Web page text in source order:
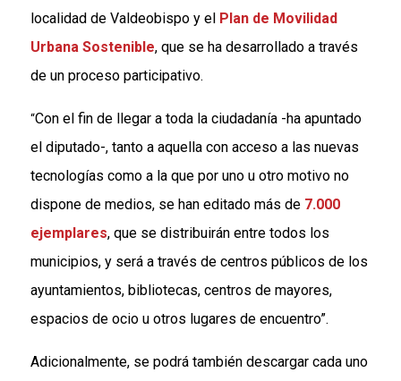
localidad de Valdeobispo y el Plan de Movilidad
Urbana Sostenible, que se ha desarrollado a través
de un proceso participativo.
“Con el fin de llegar a toda la ciudadanía -ha apuntado
el diputado-, tanto a aquella con acceso a las nuevas
tecnologías como a la que por uno u otro motivo no
dispone de medios, se han editado más de 7.000
ejemplares, que se distribuirán entre todos los
municipios, y será a través de centros públicos de los
ayuntamientos, bibliotecas, centros de mayores,
espacios de ocio u otros lugares de encuentro”.
Adicionalmente, se podrá también descargar cada uno